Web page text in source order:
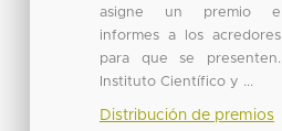
asigne un premio e
informes a los acredores
para que se presenten.
Instituto Científico y ...
Distribución de premios